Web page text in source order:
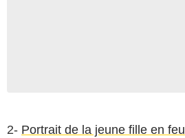
2- Portrait de la jeune fille en feu